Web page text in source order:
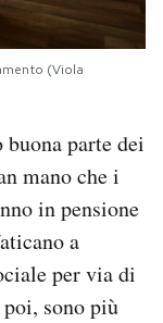
(Viola
parte dei
mano che i
in pensione
a
per via di
sono più